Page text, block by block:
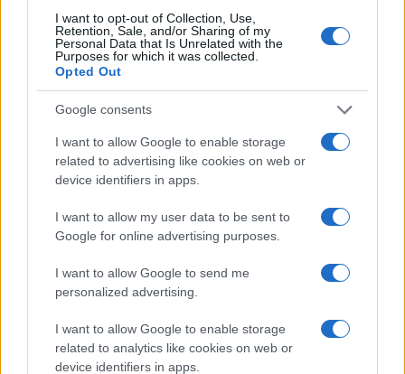
I want to opt-out of Collection, Use,
Retention, Sale, and/or Sharing of my
Personal Data that Is Unrelated with the
Purposes for which it was collected.
Opted Out
Google consents
I want to allow Google to enable storage
related to advertising like cookies on web or
device identifiers in apps.
I want to allow my user data to be sent to
Google for online advertising purposes.
I want to allow Google to send me
personalized advertising.
I want to allow Google to enable storage
related to analytics like cookies on web or
device identifiers in apps.
Diferencias entre análisis técnico y fundamental: cuándo
aplicar cada método
INVERSIONES